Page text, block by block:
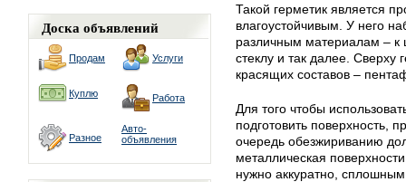
Доска объявлений
Продам Услуги
Куплю Работа
Разное
Авто-
объявления
Такой герметик является
влагоустойчивым. У него
различным материалам – к
стеклу и так далее. Сверху
красящих составов –
Для того чтобы
подготовить поверхность,
очередь обезжириванию
металлическая
нужно аккуратно,